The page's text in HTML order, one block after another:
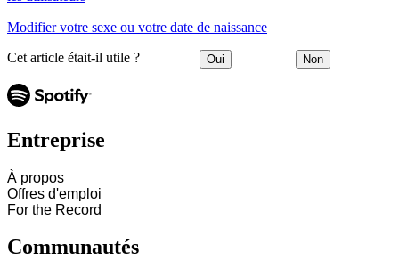
Modifier votre sexe ou votre date de naissance
Cet article était-il utile ? Oui Non
Entreprise
À propos
Offres d'emploi
For the Record
Communautés